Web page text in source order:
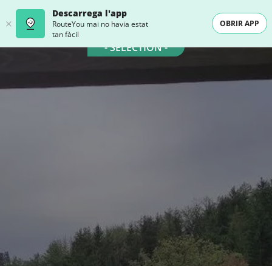
Descarrega l'app
RouteYou mai no havia estat
tan fàcil
OBRIR APP
- SELECTION -